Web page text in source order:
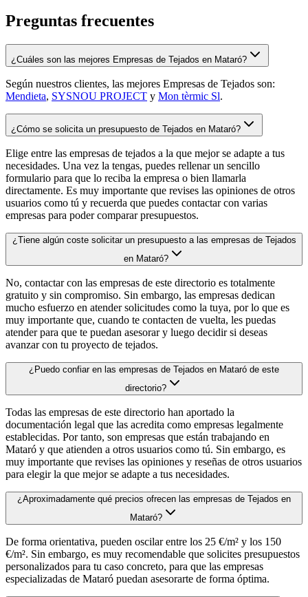
Preguntas frecuentes
¿Cuáles son las mejores Empresas de Tejados en Mataró?
Según nuestros clientes, las mejores Empresas de Tejados son:
Mendieta, SYSNOU PROJECT y Mon tèrmic Sl.
¿Cómo se solicita un presupuesto de Tejados en Mataró?
Elige entre las empresas de tejados a la que mejor se adapte a tus
necesidades. Una vez la tengas, puedes rellenar un sencillo
formulario para que lo reciba la empresa o bien llamarla
directamente. Es muy importante que revises las opiniones de otros
usuarios como tú y recuerda que puedes contactar con varias
empresas para poder comparar presupuestos.
¿Tiene algún coste solicitar un presupuesto a las empresas de Tejados
en Mataró?
No, contactar con las empresas de este directorio es totalmente
gratuito y sin compromiso. Sin embargo, las empresas dedican
mucho esfuerzo en atender solicitudes como la tuya, por lo que es
muy importante que, cuando te contacten de vuelta, les puedas
atender para que te puedan asesorar y luego decidir si deseas
avanzar con tu proyecto de tejados.
¿Puedo confiar en las empresas de Tejados en Mataró de este
directorio?
Todas las empresas de este directorio han aportado la
documentación legal que las acredita como empresas legalmente
establecidas. Por tanto, son empresas que están trabajando en
Mataró y que atienden a otros usuarios como tú. Sin embargo, es
muy importante que revises las opiniones y reseñas de otros usuarios
para elegir la que mejor se adapte a tus necesidades.
¿Aproximadamente qué precios ofrecen las empresas de Tejados en
Mataró?
De forma orientativa, pueden oscilar entre los 25 €/m² y los 150
€/m². Sin embargo, es muy recomendable que solicites presupuestos
personalizados para tu caso concreto, para que las empresas
especializadas de Mataró puedan asesorarte de forma óptima.